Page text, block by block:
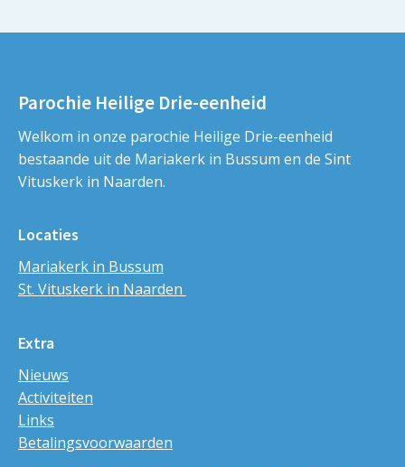
Parochie Heilige Drie-eenheid
Welkom in onze parochie Heilige Drie-eenheid
bestaande uit de Mariakerk in Bussum en de Sint
Vituskerk in Naarden.
Locaties
Mariakerk in Bussum
St. Vituskerk in Naarden
Extra
Nieuws
Activiteiten
Links
Betalingsvoorwaarden